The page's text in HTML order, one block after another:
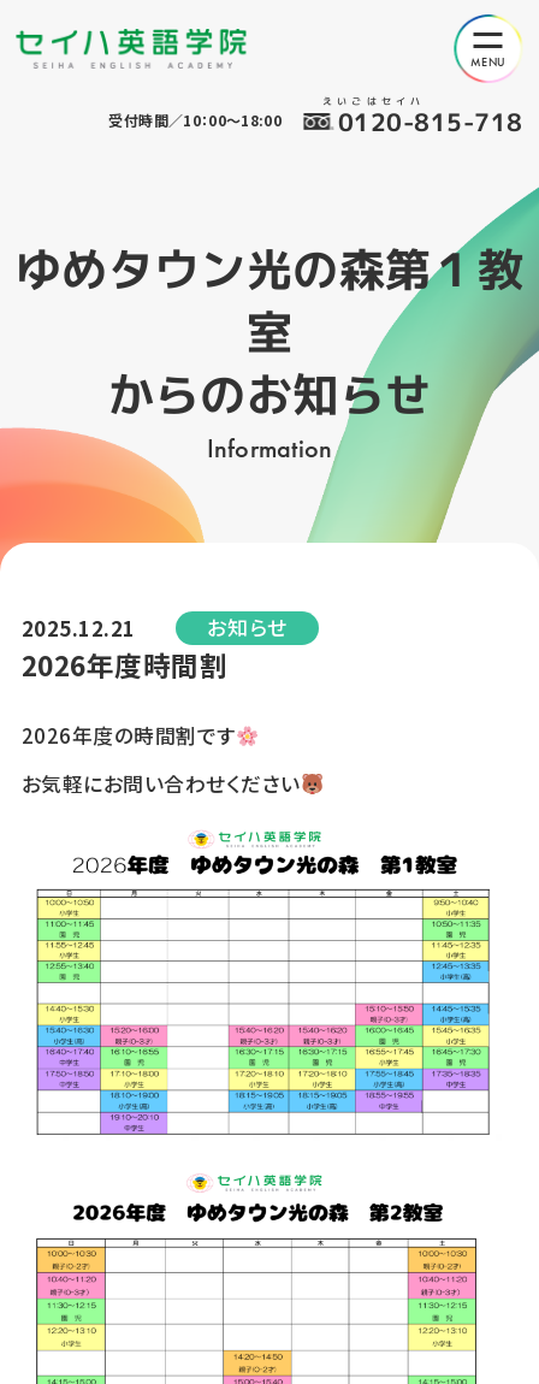
えいごはセイハ
0120-815-718
受付時間／10：00～18:00
ゆめタウン光の森第１教
室
からのお知らせ
Information
2025.12.21 お知らせ
2026年度時間割
2026年度の時間割です
お気軽にお問い合わせください